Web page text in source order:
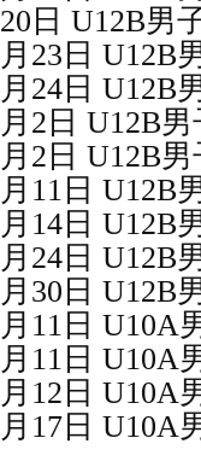
日 U12B男
23日 U12B
24日 U12B
2日 U12B
2日 U12B
11日 U12B
14日 U12B
24日 U12B
30日 U12B
11日 U10A
11日 U10A
12日 U10A
17日 U10A